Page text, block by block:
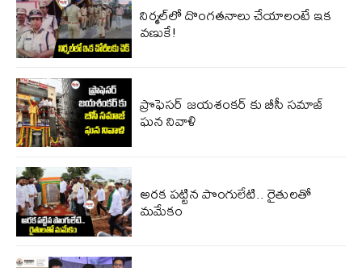
నిర్మల్‌లో దొంగతనాలు చేయాలంటే ఇక
వణుకే!
ప్రొఫెసర్ జయశంకర్ కు బీసీ సమాజ్
ఘన నివాళి
అరక పట్టిన పొంగులేటి.. రైతులతో
మమేకం